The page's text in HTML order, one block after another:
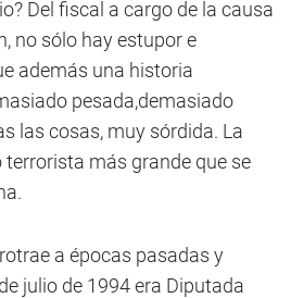
Del fiscal a cargo de la causa
no sólo hay estupor e
además una historia
pesada,demasiado
las cosas, muy sórdida. La
más grande que se
a épocas pasadas y
julio de 1994 era Diputada